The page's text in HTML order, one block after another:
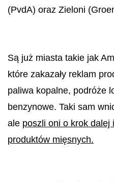
(PvdA) oraz Zieloni
Są już miasta takie jak
które zakazały reklam
paliwa kopalne, podróże
benzynowe. Taki sam
ale poszli oni o krok dalej
produktów mięsnych.